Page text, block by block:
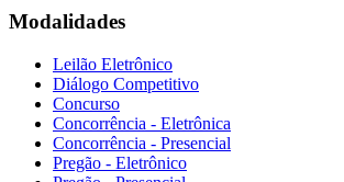
Modalidades
Leilão Eletrônico
Diálogo Competitivo
Concurso
Concorrência - Eletrônica
Concorrência - Presencial
Pregão - Eletrônico